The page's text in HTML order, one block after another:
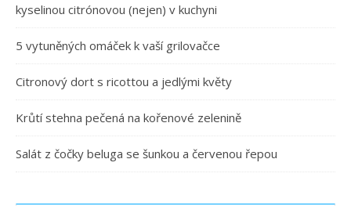
kyselinou citrónovou (nejen) v kuchyni
5 vytuněných omáček k vaší grilovačce
Citronový dort s ricottou a jedlými květy
Krůtí stehna pečená na kořenové zelenině
Salát z čočky beluga se šunkou a červenou řepou